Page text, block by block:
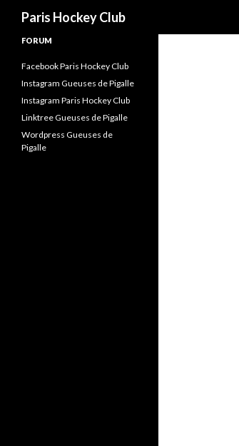
Paris Hockey Club
FORUM
Facebook Paris Hockey Club
Instagram Gueuses de Pigalle
Instagram Paris Hockey Club
Linktree Gueuses de Pigalle
Wordpress Gueuses de
Pigalle